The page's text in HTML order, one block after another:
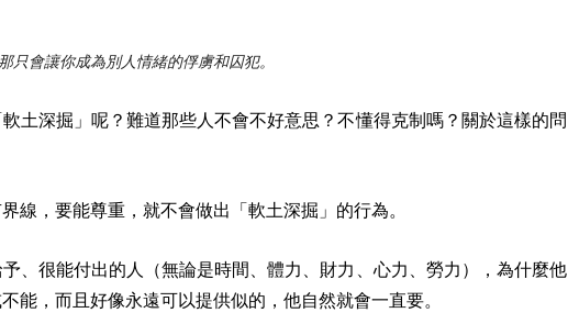
只會讓你成為別人情緒的俘虜和囚犯。
土深掘」呢？難道那些人不會不好意思？不懂得克制嗎？關於這樣的問
線，要能尊重，就不會做出「軟土深掘」的行為。
、很能付出的人（無論是時間、體力、財力、心力、勞力），為什麼他
能，而且好像永遠可以提供似的，他自然就會一直要。